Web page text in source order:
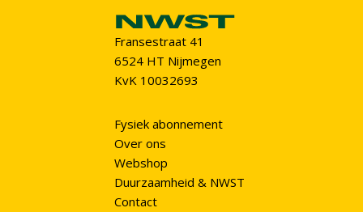
Fransestraat 41
6524 HT Nijmegen
KvK 10032693
Fysiek abonnement
Over ons
Webshop
Duurzaamheid & NWST
Contact